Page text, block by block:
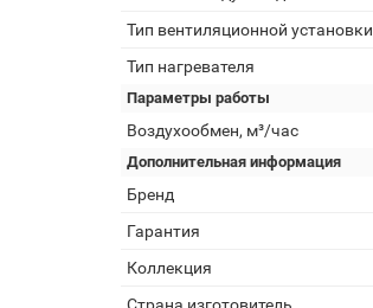
Тип вентиляционной установки
Тип нагревателя
Параметры работы
Воздухообмен, м³/час
Дополнительная информация
Бренд
Гарантия
Коллекция